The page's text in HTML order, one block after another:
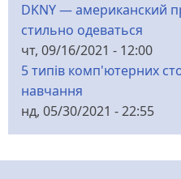
DKNY — американский
стильно одеваться
чт, 09/16/2021 - 12:00
5 типів комп'ютерних
навчання
нд, 05/30/2021 - 22:55